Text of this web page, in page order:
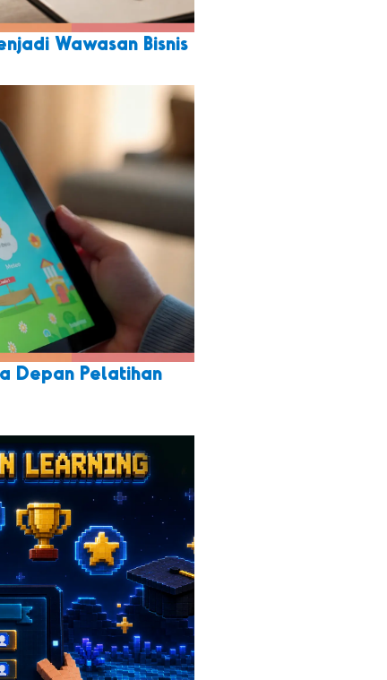
Wawasan Bisnis
Depan Pelatihan